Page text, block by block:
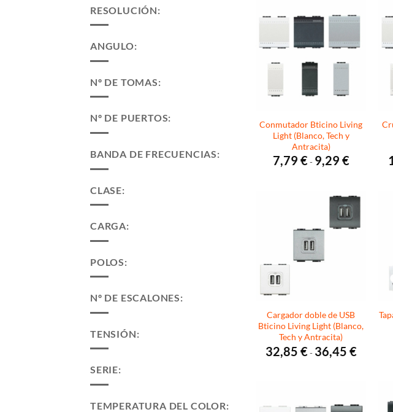
RESOLUCIÓN:
ANGULO:
Nº DE TOMAS:
Nº DE PUERTOS:
BANDA DE FRECUENCIAS:
CLASE:
CARGA:
POLOS:
Nº DE ESCALONES:
TENSIÓN:
SERIE:
TEMPERATURA DEL COLOR:
Conmutador Bticino Living
Light (Blanco, Tech y
Antracita)
7,79 € - 9,29 €Rango
de
hasta
9,29 €
Cargador doble de USB
Bticino Living Light (Blanco,
Tech y Antracita)
32,85 € - 36,45 €Rango
de